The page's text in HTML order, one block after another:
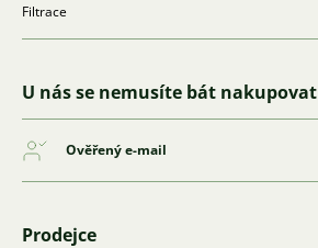
Filtrace
U nás se nemusíte bát nakupovat
Ověřený e-mail
Prodejce